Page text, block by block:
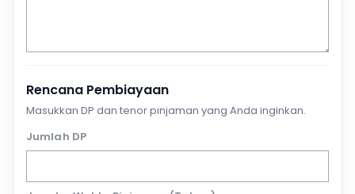
Rencana Pembiayaan
Masukkan DP dan tenor pinjaman yang Anda inginkan.
Jumlah DP